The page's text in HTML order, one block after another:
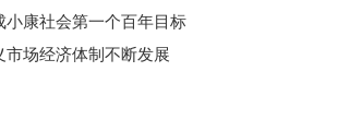
康社会第一个百年目标
场经济体制不断发展